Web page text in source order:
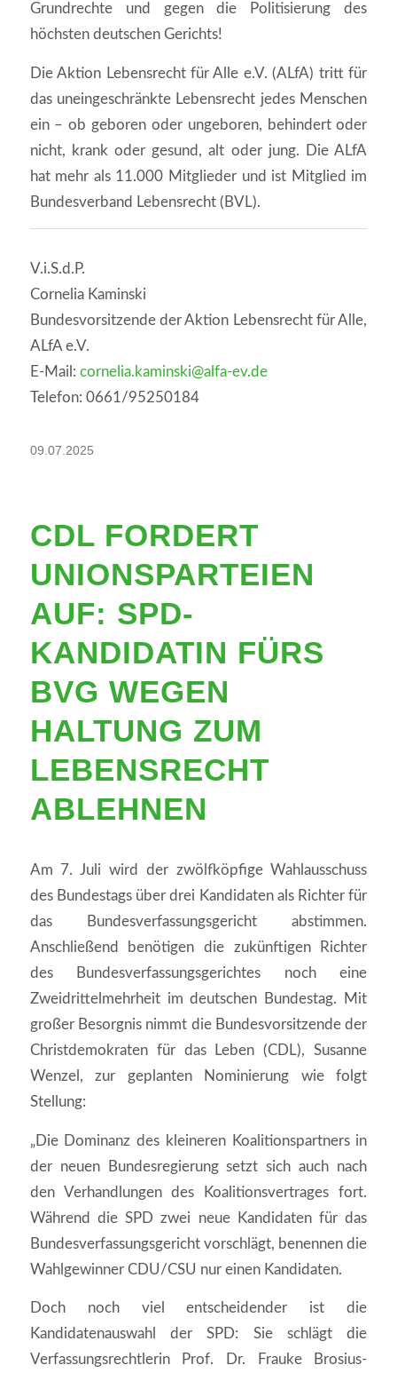
Grundrechte und gegen die Politisierung des
höchsten deutschen Gerichts!
Die Aktion Lebensrecht für Alle e.V. (ALfA) tritt für
das uneingeschränkte Lebensrecht jedes Menschen
ein – ob geboren oder ungeboren, behindert oder
nicht, krank oder gesund, alt oder jung. Die ALfA
hat mehr als 11.000 Mitglieder und ist Mitglied im
Bundesverband Lebensrecht (BVL).
V.i.S.d.P.
Cornelia Kaminski
Bundesvorsitzende der Aktion Lebensrecht für Alle,
ALfA e.V.
E-Mail: cornelia.kaminski@alfa-ev.de
Telefon: 0661/95250184
09.07.2025
CDL FORDERT
UNIONSPARTEIEN
AUF: SPD-
KANDIDATIN FÜRS
BVG WEGEN
HALTUNG ZUM
LEBENSRECHT
ABLEHNEN
Am 7. Juli wird der zwölfköpfige Wahlausschuss
des Bundestags über drei Kandidaten als Richter für
das Bundesverfassungsgericht abstimmen.
Anschließend benötigen die zukünftigen Richter
des Bundesverfassungsgerichtes noch eine
Zweidrittelmehrheit im deutschen Bundestag. Mit
großer Besorgnis nimmt die Bundesvorsitzende der
Christdemokraten für das Leben (CDL), Susanne
Wenzel, zur geplanten Nominierung wie folgt
Stellung:
„Die Dominanz des kleineren Koalitionspartners in
der neuen Bundesregierung setzt sich auch nach
den Verhandlungen des Koalitionsvertrages fort.
Während die SPD zwei neue Kandidaten für das
Bundesverfassungsgericht vorschlägt, benennen die
Wahlgewinner CDU/CSU nur einen Kandidaten.
Doch noch viel entscheidender ist die
Kandidatenauswahl der SPD: Sie schlägt die
Verfassungsrechtlerin Prof. Dr. Frauke Brosius-